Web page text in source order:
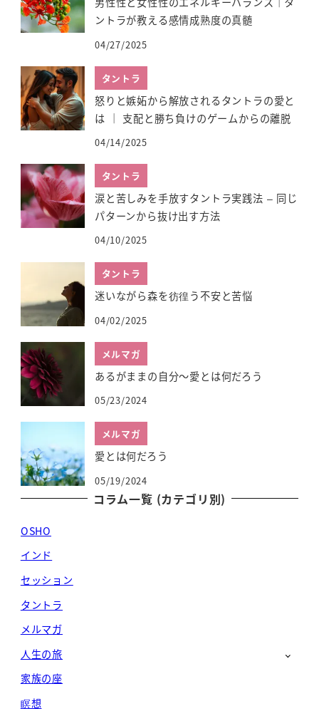
ントラが教える感情成熟度の真髄
04/27/2025
タントラ
怒りと嫉妬から解放されるタントラの愛と
は ｜ 支配と勝ち負けのゲームからの離脱
04/14/2025
タントラ
涙と苦しみを手放すタントラ実践法 – 同じ
パターンから抜け出す方法
04/10/2025
タントラ
迷いながら森を彷徨う不安と苦悩
04/02/2025
メルマガ
あるがままの自分～愛とは何だろう
05/23/2024
メルマガ
愛とは何だろう
05/19/2024
コラム一覧 (カテゴリ別)
OSHO
インド
セッション
タントラ
メルマガ
人生の旅
家族の座
瞑想